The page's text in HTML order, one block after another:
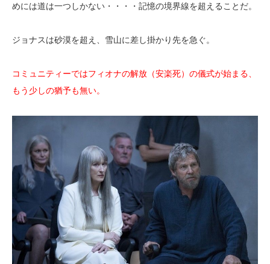
めには道は一つしかない・・・・記憶の境界線を超えることだ。
ジョナスは砂漠を超え、雪山に差し掛かり先を急ぐ。
コミュニティーではフィオナの解放（安楽死）の儀式が始まる、
もう少しの猶予も無い。